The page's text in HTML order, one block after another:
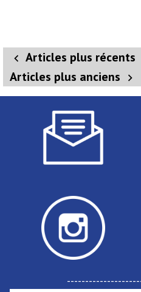
Pagination
des
publications
Articles plus récents
Articles plus anciens